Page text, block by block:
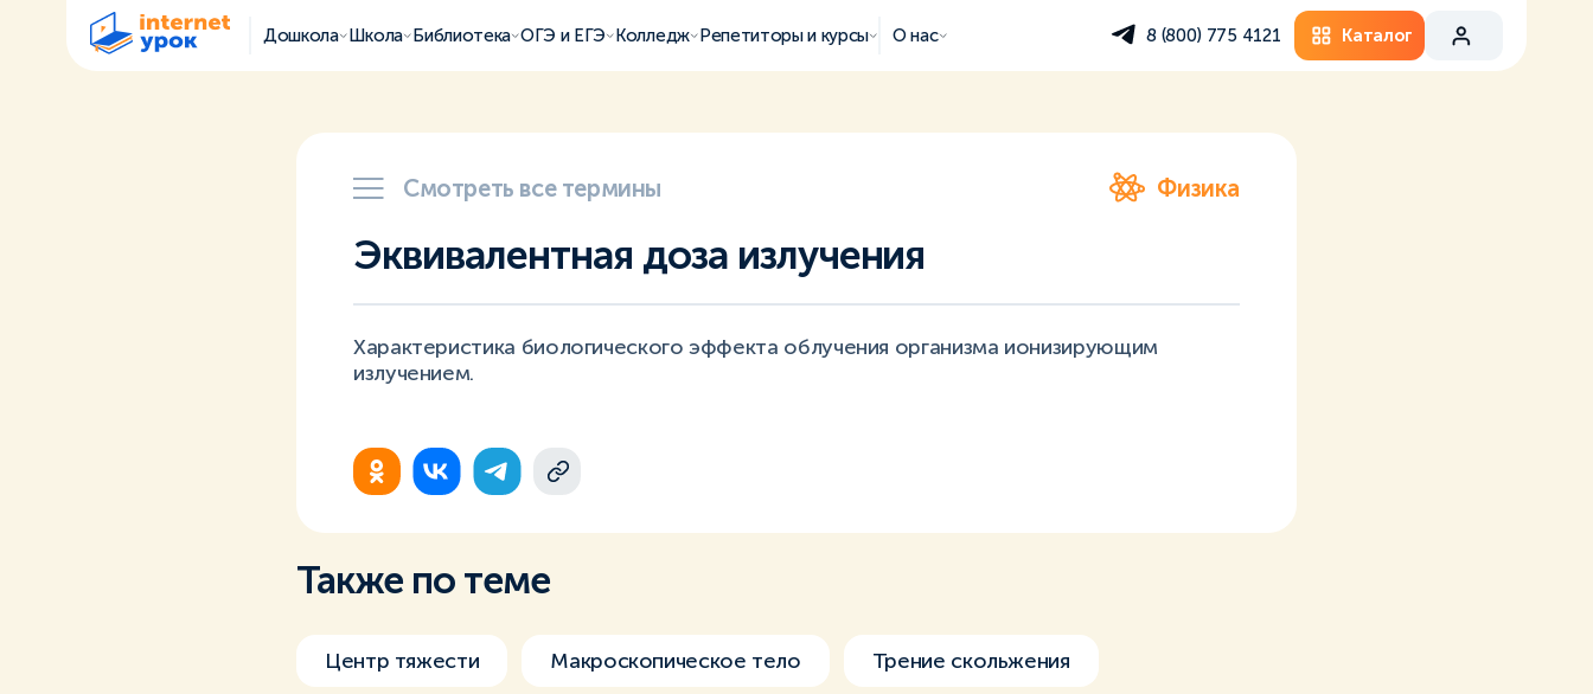
Дошкола Школа Библиотека ОГЭ и ЕГЭ Колледж Репетиторы и курсы О нас 8 (800) 775 4121 Каталог
Смотреть все термины Физика
Эквивалентная доза излучения
Характеристика биологического эффекта облучения организма ионизирующим
излучением.
Также по теме
Центр тяжести Макроскопическое тело Трение скольжения